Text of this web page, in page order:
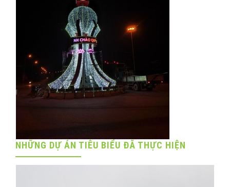
NHỮNG DỰ ÁN TIÊU BIỂU ĐÃ THỰC HIỆN